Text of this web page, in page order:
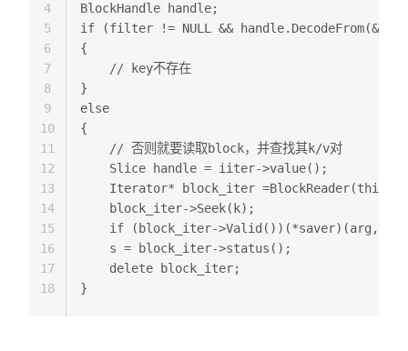
BlockHandle handle;
if (filter != NULL &&
{
    // key不存在
}
else
{
    // 否则就要读取block，并查找其k/v对
    Slice handle = iiter->value();
Iterator* block_iter
    block_iter->Seek(k);
if (block_iter->Valid())(*saver)(arg,
    s = block_iter->status();
    delete block_iter;
4
5
6
7
8
9
10
11
12
13
14
15
16
17
18